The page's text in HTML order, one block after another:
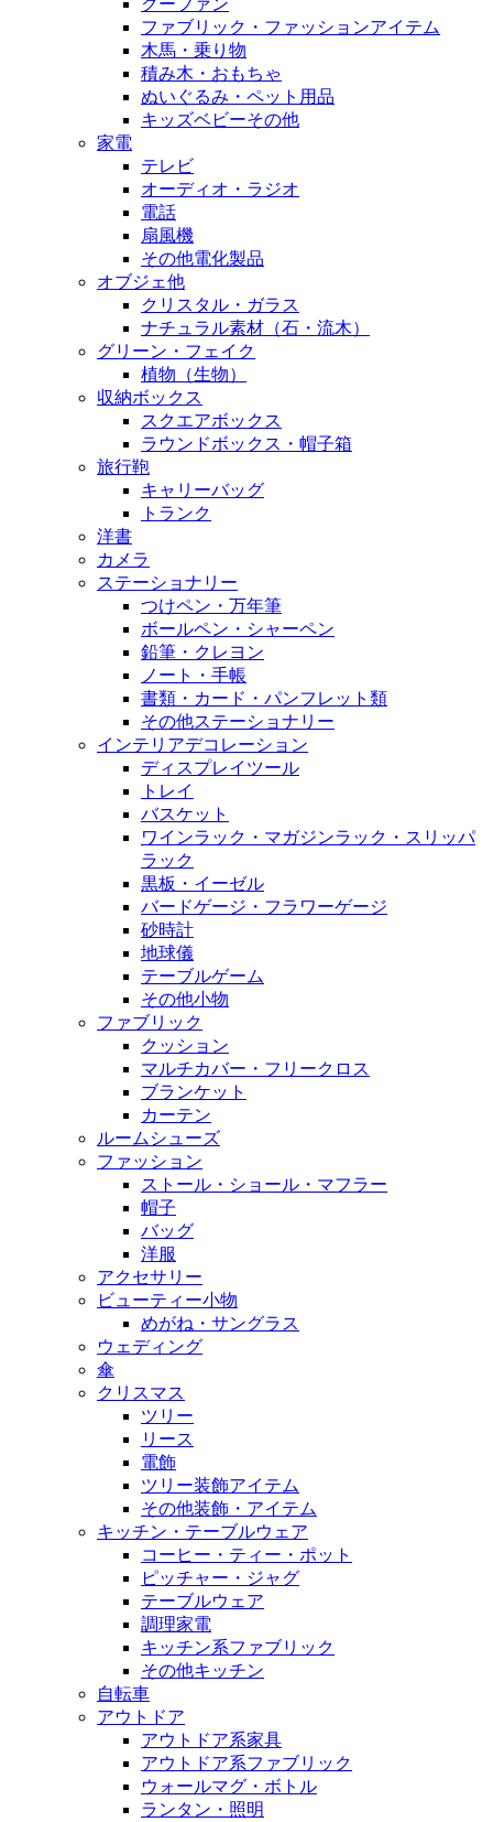
クーファン
ファブリック・ファッションアイテム
木馬・乗り物
積み木・おもちゃ
ぬいぐるみ・ペット用品
キッズベビーその他
家電
テレビ
オーディオ・ラジオ
電話
扇風機
その他電化製品
オブジェ他
クリスタル・ガラス
ナチュラル素材（石・流木）
グリーン・フェイク
植物（生物）
収納ボックス
スクエアボックス
ラウンドボックス・帽子箱
旅行鞄
キャリーバッグ
トランク
洋書
カメラ
ステーショナリー
つけペン・万年筆
ボールペン・シャーペン
鉛筆・クレヨン
ノート・手帳
書類・カード・パンフレット類
その他ステーショナリー
インテリアデコレーション
ディスプレイツール
トレイ
バスケット
ワインラック・マガジンラック・スリッパ
ラック
黒板・イーゼル
バードゲージ・フラワーゲージ
砂時計
地球儀
テーブルゲーム
その他小物
ファブリック
クッション
マルチカバー・フリークロス
ブランケット
カーテン
ルームシューズ
ファッション
ストール・ショール・マフラー
帽子
バッグ
洋服
アクセサリー
ビューティー小物
めがね・サングラス
ウェディング
傘
クリスマス
ツリー
リース
電飾
ツリー装飾アイテム
その他装飾・アイテム
キッチン・テーブルウェア
コーヒー・ティー・ポット
ピッチャー・ジャグ
テーブルウェア
調理家電
キッチン系ファブリック
その他キッチン
自転車
アウトドア
アウトドア系家具
アウトドア系ファブリック
ウォールマグ・ボトル
ランタン・照明